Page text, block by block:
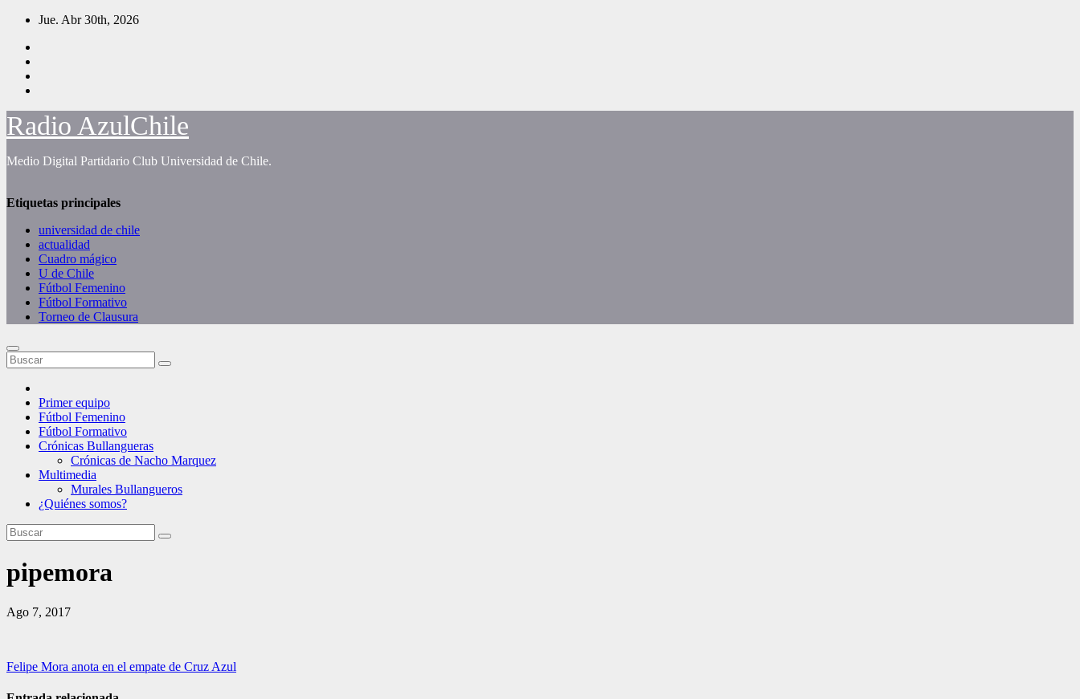
Saltar
contenido
Jue. Abr 30th, 2026
Radio AzulChile
Medio Digital Partidario Club Universidad de Chile.
Etiquetas principales
universidad de chile
actualidad
Cuadro mágico
U de Chile
Fútbol Femenino
Fútbol Formativo
Torneo de Clausura
Primer equipo
Fútbol Femenino
Fútbol Formativo
Crónicas Bullangueras
Crónicas de Nacho Marquez
Multimedia
Murales Bullangueros
¿Quiénes somos?
pipemora
Ago 7, 2017
Navegación
de
Felipe Mora anota en el empate de Cruz Azul